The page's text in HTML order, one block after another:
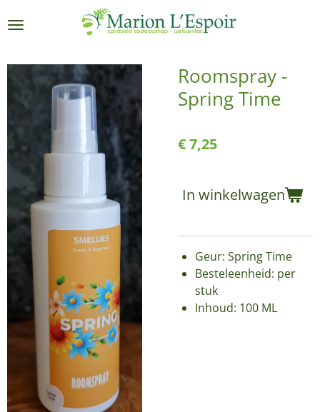
direct
de
hoofdinhoud
Roomspray -
Spring Time
€ 7,25
In winkelwagen
Geur: Spring Time
Besteleenheid: per
stuk
Inhoud: 100 ML